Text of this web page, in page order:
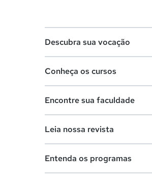
Descubra sua vocação
Lista de profissões
Conheça os cursos
Cursos de graduação
Cursos livres
Encontre sua faculdade
Faculdades na sua cidade
Leia nossa revista
Entenda os programas